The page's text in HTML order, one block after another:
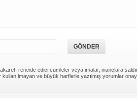
rencide edici cümleler veya imalar, inançlara
ve büyük harflerle yazılmış yorumlar